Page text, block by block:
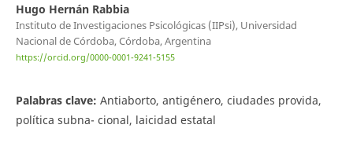
Hugo Hernán Rabbia
Instituto de Investigaciones Psicológicas (IIPsi), Universidad
Nacional de Córdoba, Córdoba, Argentina
https://orcid.org/0000-0001-9241-5155
Palabras clave: Antiaborto, antigénero, ciudades provida,
política subna- cional, laicidad estatal